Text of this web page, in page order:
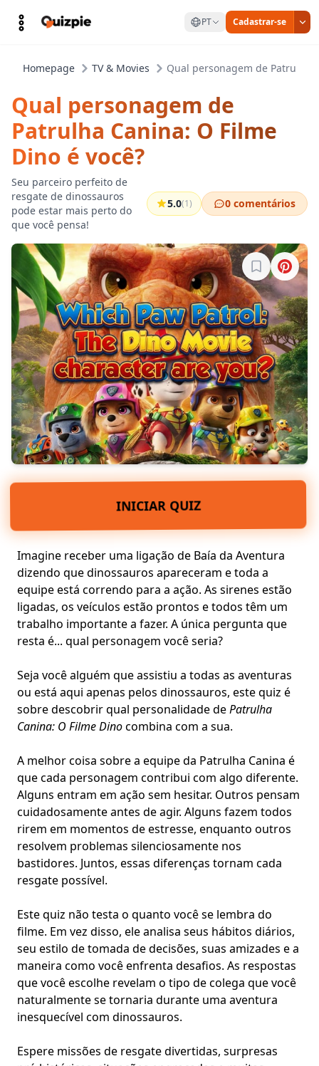
PT Cadastrar-se
Homepage TV & Movies Qual personagem de Patrulha
Qual personagem de
Patrulha Canina: O Filme
Dino é você?
Seu parceiro perfeito de
resgate de dinossauros
pode estar mais perto do
que você pensa!
5.0(1) 0 comentários
Entre para
INICIAR QUIZ
Imagine receber uma ligação de Baía da Aventura
dizendo que dinossauros apareceram e toda a
equipe está correndo para a ação. As sirenes estão
ligadas, os veículos estão prontos e todos têm um
trabalho importante a fazer. A única pergunta que
resta é... qual personagem você seria?
Seja você alguém que assistiu a todas as aventuras
ou está aqui apenas pelos dinossauros, este quiz é
sobre descobrir qual personalidade dePatrulha
Canina: O Filme Dinocombina com a sua.
A melhor coisa sobre a equipe da Patrulha Canina é
que cada personagem contribui com algo diferente.
Alguns entram em ação sem hesitar. Outros pensam
cuidadosamente antes de agir. Alguns fazem todos
rirem em momentos de estresse, enquanto outros
resolvem problemas silenciosamente nos
bastidores. Juntos, essas diferenças tornam cada
resgate possível.
Este quiz não testa o quanto você se lembra do
filme. Em vez disso, ele analisa seus hábitos diários,
seu estilo de tomada de decisões, suas amizades e a
maneira como você enfrenta desafios. As respostas
que você escolhe revelam o tipo de colega que você
naturalmente se tornaria durante uma aventura
inesquecível com dinossauros.
Espere missões de resgate divertidas, surpresas